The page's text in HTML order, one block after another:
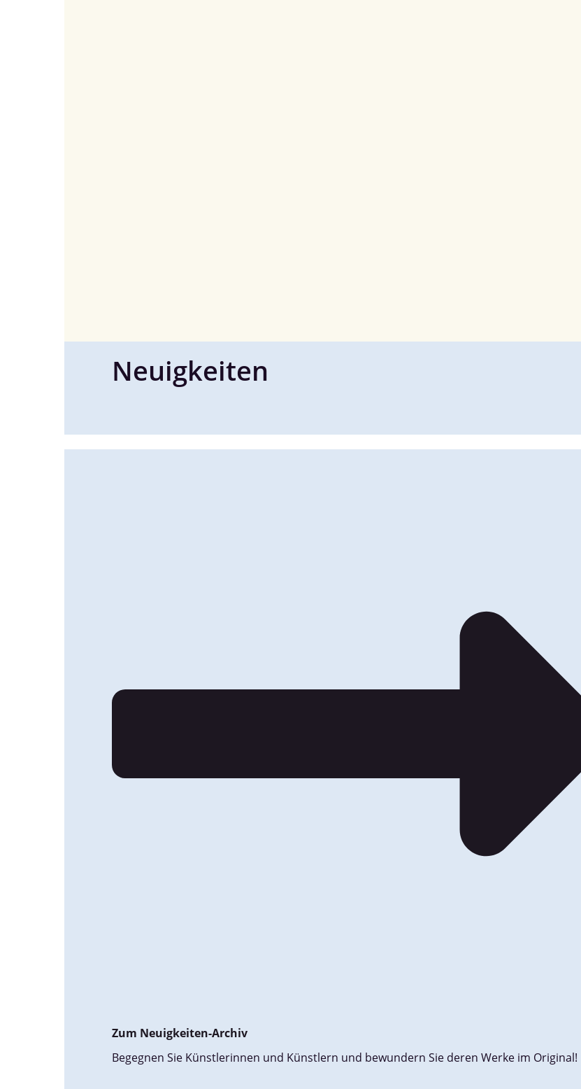
Neuigkeiten
Zum Neuigkeiten-Archiv
Begegnen Sie Künstlerinnen und Künstlern und bewundern Sie deren Werke im Original!